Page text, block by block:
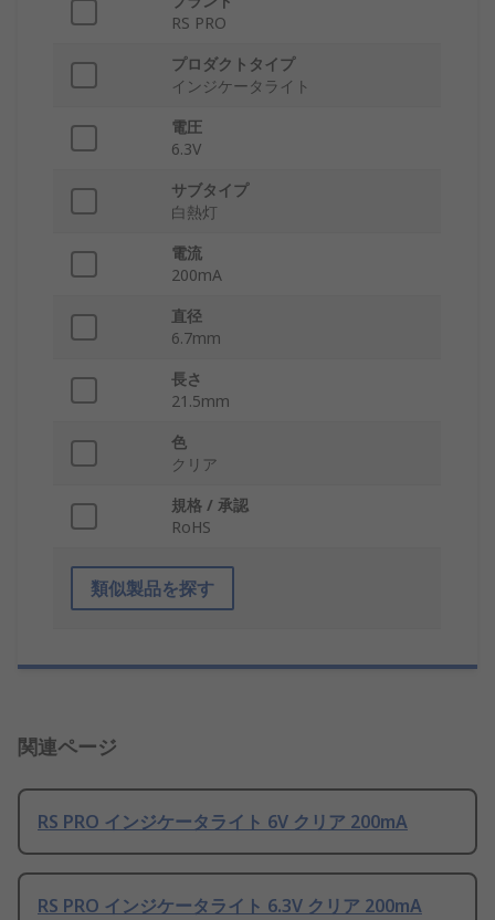
RS PRO
プロダクトタイプ
インジケータライト
電圧
6.3V
サブタイプ
白熱灯
電流
200mA
直径
6.7mm
長さ
21.5mm
色
クリア
規格 / 承認
RoHS
類似製品を探す
関連ページ
RS PRO インジケータライト 6V クリア 200mA
RS PRO インジケータライト 6.3V クリア 200mA